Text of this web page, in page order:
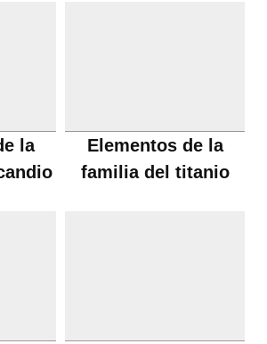
la
Elementos de la
familia del titanio